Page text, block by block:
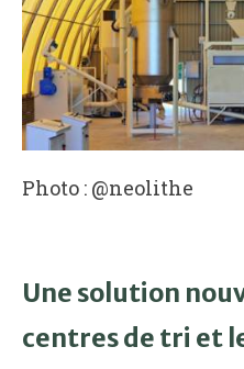
Photo : @neolithe
Une solution
centres de tri et